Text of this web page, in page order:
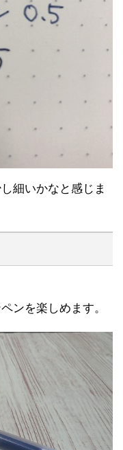
細いかなと感じま
ンを楽しめます。